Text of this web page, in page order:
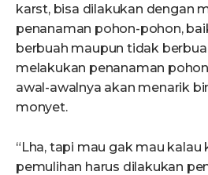
karst, bisa dilakukan dengan
penanaman pohon-pohon,
berbuah maupun tidak
melakukan penanaman
awal-awalnya akan menarik
monyet.
“Lha, tapi mau gak mau kalau
pemulihan harus dilakukan